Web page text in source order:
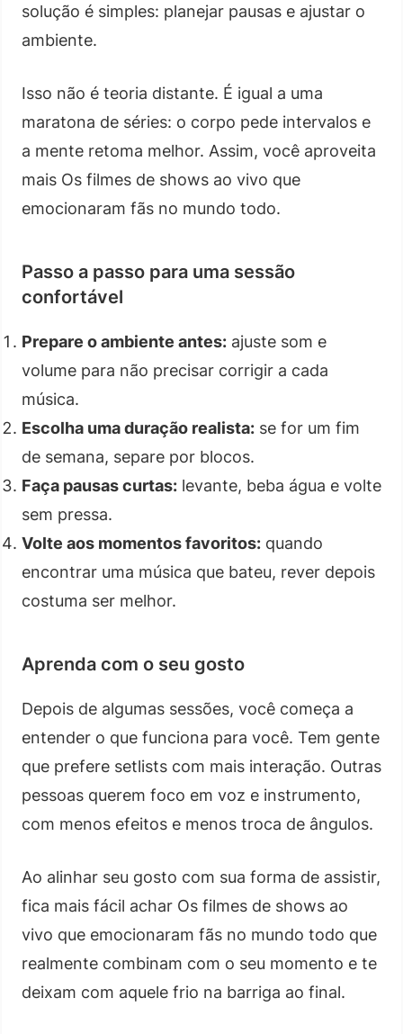
solução é simples: planejar pausas e ajustar o
ambiente.
Isso não é teoria distante. É igual a uma
maratona de séries: o corpo pede intervalos e
a mente retoma melhor. Assim, você aproveita
mais Os filmes de shows ao vivo que
emocionaram fãs no mundo todo.
Passo a passo para uma sessão
confortável
Prepare o ambiente antes: ajuste som e
volume para não precisar corrigir a cada
música.
Escolha uma duração realista: se for um fim
de semana, separe por blocos.
Faça pausas curtas: levante, beba água e volte
sem pressa.
Volte aos momentos favoritos: quando
encontrar uma música que bateu, rever depois
costuma ser melhor.
Aprenda com o seu gosto
Depois de algumas sessões, você começa a
entender o que funciona para você. Tem gente
que prefere setlists com mais interação. Outras
pessoas querem foco em voz e instrumento,
com menos efeitos e menos troca de ângulos.
Ao alinhar seu gosto com sua forma de assistir,
fica mais fácil achar Os filmes de shows ao
vivo que emocionaram fãs no mundo todo que
realmente combinam com o seu momento e te
deixam com aquele frio na barriga ao final.